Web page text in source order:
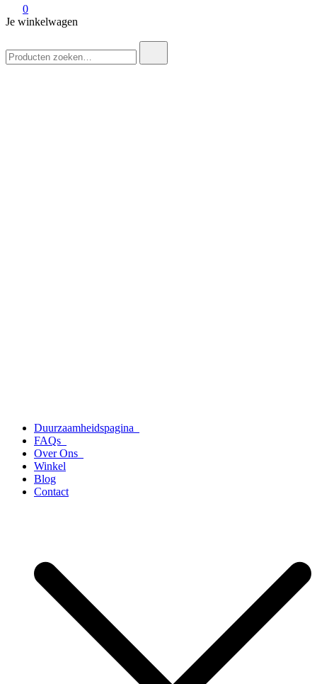
0
Je winkelwagen
naar:
Duurzaamheidspagina
FAQs
Over Ons
Winkel
Blog
Contact